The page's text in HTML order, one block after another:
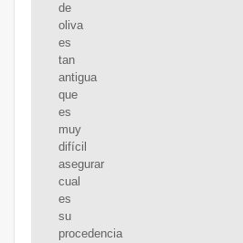
de
oliva
es
tan
antigua
que
es
muy
difícil
asegurar
cual
es
su
procedencia